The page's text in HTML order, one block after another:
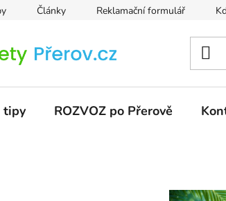
Články Reklamační formulář
tipy ROZVOZ po Přerově